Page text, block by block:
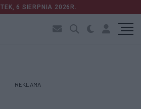
6 SIERPNIA 2026R.
REKLAMA